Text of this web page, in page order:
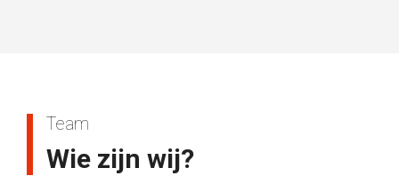
Team
Wie zijn wij?